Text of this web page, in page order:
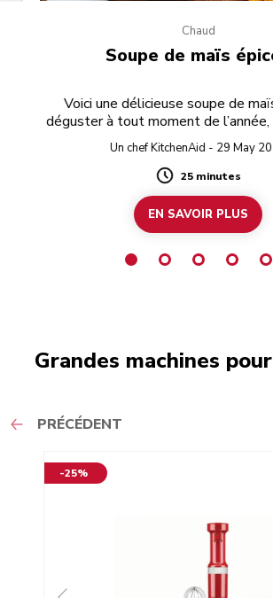
Chaud
Soupe de maïs
Voici une délicieuse soupe de
déguster à tout moment de
en été, quand le maïs frais est
Un chef KitchenAid - 29 May
Duration
25 minutes
EN SAVOIR PLUS
Grandes machines
PRÉCÉDENT
-25%